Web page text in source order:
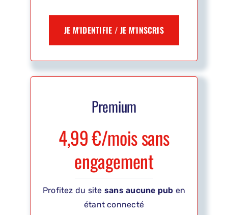
JE M'IDENTIFIE / JE M'INSCRIS
Premium
4,99 €/mois sans
engagement
Profitez du site sans aucune pub en
étant connecté